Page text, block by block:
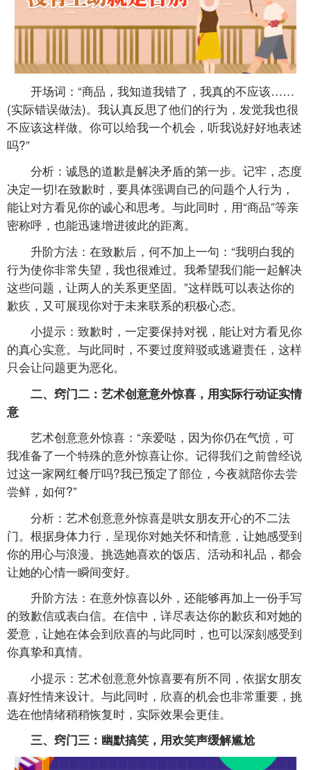
开场词：“商品，我知道我错了，我真的不应该……
(实际错误做法)。我认真反思了他们的行为，发觉我也很
不应该这样做。你可以给我一个机会，听我说好好地表述
吗?”
分析：诚恳的道歉是解决矛盾的第一步。记牢，态度
决定一切!在致歉时，要具体强调自己的问题个人行为，
能让对方看见你的诚心和思考。与此同时，用“商品”等亲
密称呼，也能迅速增进彼此的距离。
升阶方法：在致歉后，何不加上一句：“我明白我的
行为使你非常失望，我也很难过。我希望我们能一起解决
这些问题，让两人的关系更坚固。”这样既可以表达你的
歉疚，又可展现你对于未来联系的积极心态。
小提示：致歉时，一定要保持对视，能让对方看见你
的真心实意。与此同时，不要过度辩驳或逃避责任，这样
只会让问题更为恶化。
二、窍门二：艺术创意意外惊喜，用实际行动证实情
意
艺术创意意外惊喜：“亲爱哒，因为你仍在气愤，可
我准备了一个特殊的意外惊喜让你。记得我们之前曾经说
过这一家网红餐厅吗?我已预定了部位，今夜就陪你去尝
尝鲜，如何?”
分析：艺术创意意外惊喜是哄女朋友开心的不二法
门。根据身体力行，呈现你对她关怀和情意，让她感受到
你的用心与浪漫。挑选她喜欢的饭店、活动和礼品，都会
让她的心情一瞬间变好。
升阶方法：在意外惊喜以外，还能够再加上一份手写
的致歉信或表白信。在信中，详尽表达你的歉疚和对她的
爱意，让她在体会到欣喜的与此同时，也可以深刻感受到
你真挚和真情。
小提示：艺术创意意外惊喜要有所不同，依据女朋友
喜好性情来设计。与此同时，欣喜的机会也非常重要，挑
选在他情绪稍稍恢复时，实际效果会更佳。
三、窍门三：幽默搞笑，用欢笑声缓解尴尬